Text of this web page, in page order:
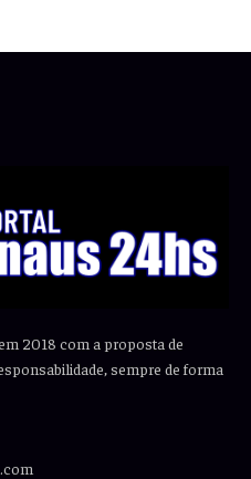
2018 com a proposta de
sempre de forma